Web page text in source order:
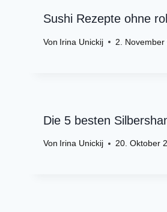
Sushi Rezepte ohne
Von Irina Unickij 2. November
Die 5 besten
Von Irina Unickij 20. Oktober